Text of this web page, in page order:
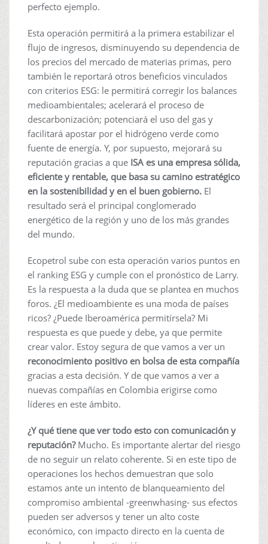
perfecto ejemplo.
Esta operación permitirá a la primera estabilizar el
flujo de ingresos, disminuyendo su dependencia de
los precios del mercado de materias primas, pero
también le reportará otros beneficios vinculados
con criterios ESG: le permitirá corregir los balances
medioambientales; acelerará el proceso de
descarbonización; potenciará el uso del gas y
facilitará apostar por el hidrógeno verde como
fuente de energía. Y, por supuesto, mejorará su
reputación gracias a que ISA es una empresa sólida,
eficiente y rentable, que basa su camino estratégico
en la sostenibilidad y en el buen gobierno. El
resultado será el principal conglomerado
energético de la región y uno de los más grandes
del mundo.
Ecopetrol sube con esta operación varios puntos en
el ranking ESG y cumple con el pronóstico de Larry.
Es la respuesta a la duda que se plantea en muchos
foros. ¿El medioambiente es una moda de países
ricos? ¿Puede Iberoamérica permitírsela? Mi
respuesta es que puede y debe, ya que permite
crear valor. Estoy segura de que vamos a ver un
reconocimiento positivo en bolsa de esta compañía
gracias a esta decisión. Y de que vamos a ver a
nuevas compañías en Colombia erigirse como
líderes en este ámbito.
¿Y qué tiene que ver todo esto con comunicación y
reputación?Mucho. Es importante alertar del riesgo
de no seguir un relato coherente. Si en este tipo de
operaciones los hechos demuestran que solo
estamos ante un intento de blanqueamiento del
compromiso ambiental -greenwhasing- sus efectos
pueden ser adversos y tener un alto coste
económico, con impacto directo en la cuenta de